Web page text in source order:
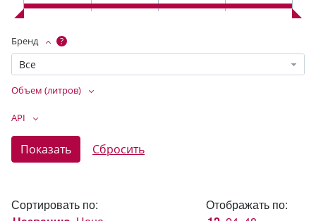
Бренд ?
Все
Объем (литров)
API
Сортировать по:
Отображать по: